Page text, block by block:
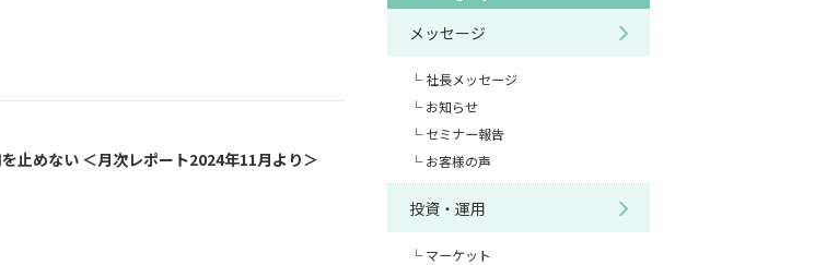
止めない ＜月次レポート2024年11月より＞
メッセージ
社長メッセージ
お知らせ
セミナー報告
お客様の声
投資・運用
マーケット